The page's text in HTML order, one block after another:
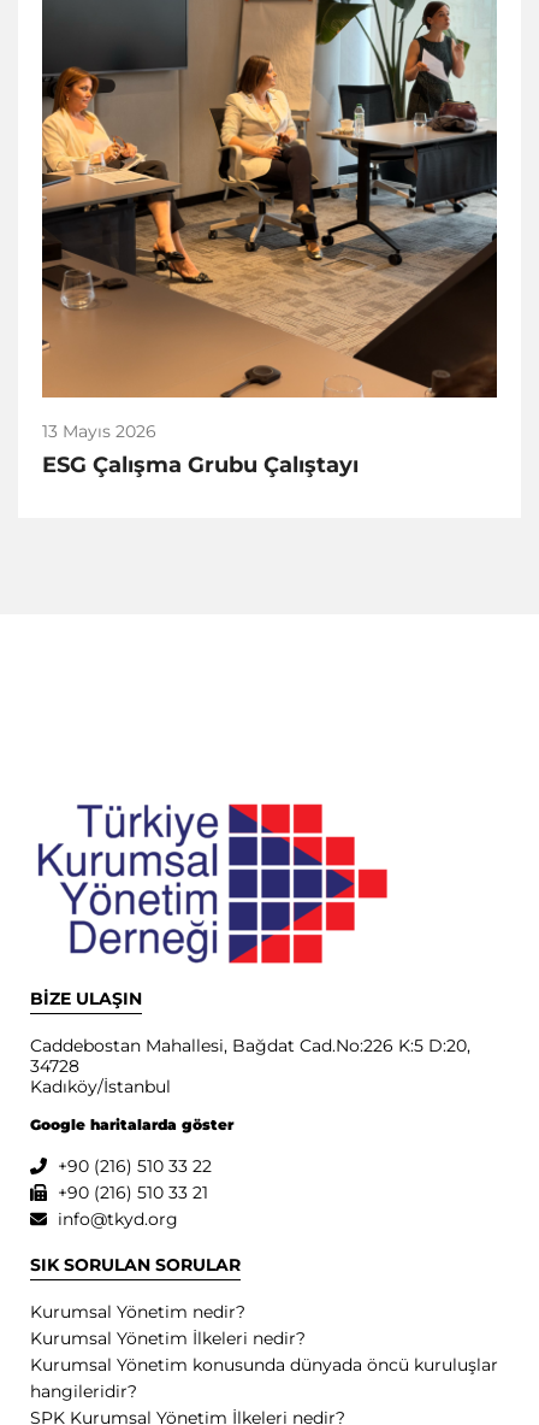
13 Mayıs 2026
ESG Çalışma Grubu Çalıştayı
BİZE ULAŞIN
Caddebostan Mahallesi, Bağdat Cad.No:226 K:5 D:20,
34728
Kadıköy/İstanbul
Google haritalarda göster
+90 (216) 510 33 22
+90 (216) 510 33 21
info@tkyd.org
SIK SORULAN SORULAR
Kurumsal Yönetim nedir?
Kurumsal Yönetim İlkeleri nedir?
Kurumsal Yönetim konusunda dünyada öncü kuruluşlar
hangileridir?
SPK Kurumsal Yönetim İlkeleri nedir?